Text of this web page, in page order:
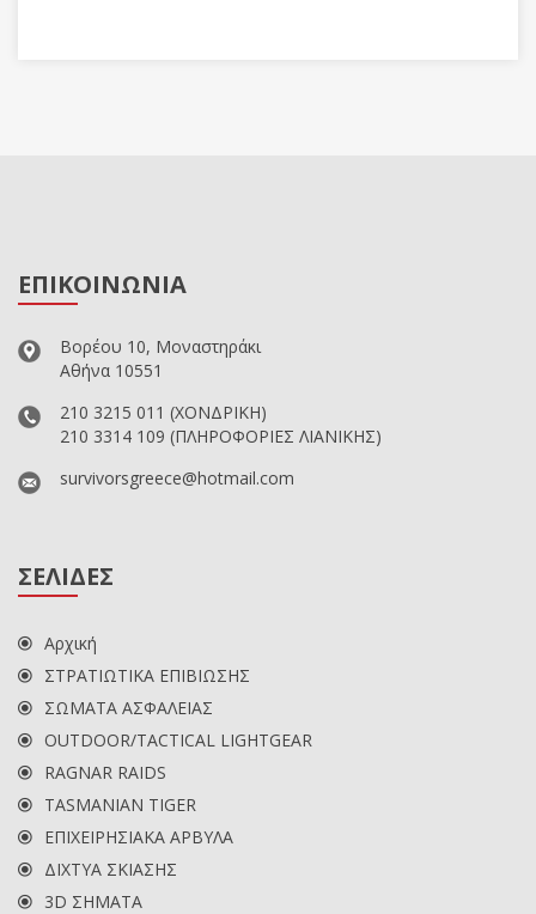
ΕΠΙΚΟΙΝΩΝΙΑ
Βορέου 10, Μοναστηράκι
Αθήνα 10551
210 3215 011 (ΧΟΝΔΡΙΚΗ)
210 3314 109 (ΠΛΗΡΟΦΟΡΙΕΣ ΛΙΑΝΙΚΗΣ)
survivorsgreece@hotmail.com
ΣΕΛΙΔΕΣ
Αρχική
ΣΤΡΑΤΙΩΤΙΚΑ ΕΠΙΒΙΩΣΗΣ
ΣΩΜΑΤΑ ΑΣΦΑΛΕΙΑΣ
OUTDOOR/TACTICAL LIGHTGEAR
RAGNAR RAIDS
TASMANIAN TIGER
ΕΠΙΧΕΙΡΗΣΙΑΚΑ ΑΡΒΥΛΑ
ΔΙΧΤΥΑ ΣΚΙΑΣΗΣ
3D ΣΗΜΑΤΑ